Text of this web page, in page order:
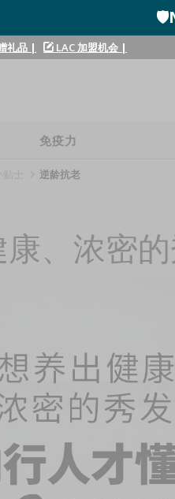
礼品 | LAC 加盟机会 |
免疫力
逆龄抗老
、浓密